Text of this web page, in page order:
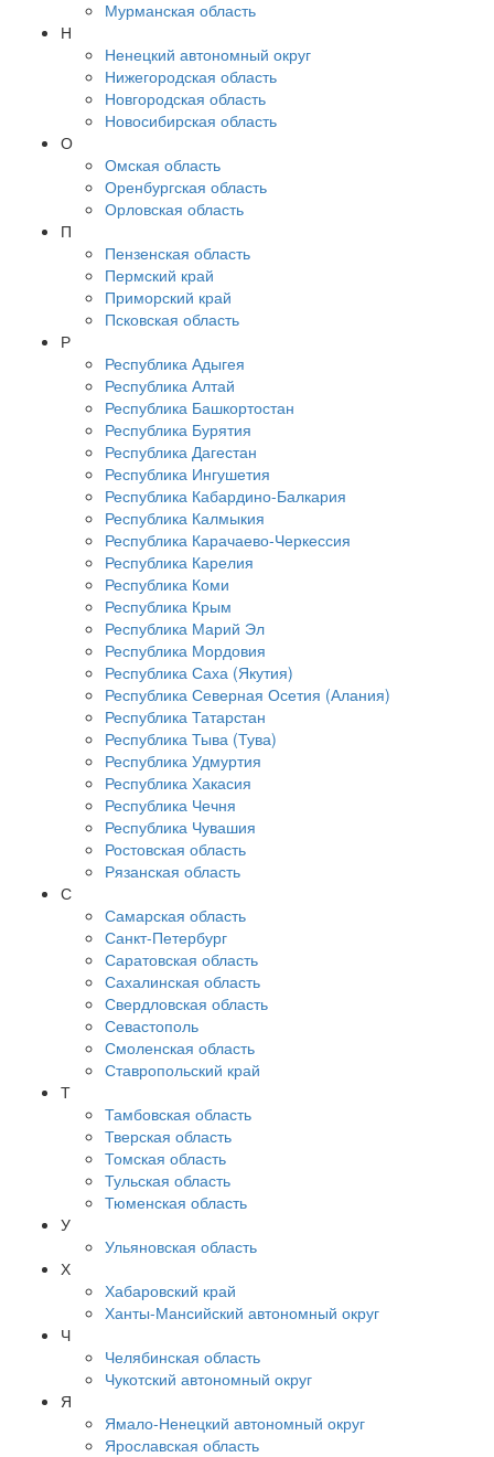
Мурманская область
Н
Ненецкий автономный округ
Нижегородская область
Новгородская область
Новосибирская область
О
Омская область
Оренбургская область
Орловская область
П
Пензенская область
Пермский край
Приморский край
Псковская область
Р
Республика Адыгея
Республика Алтай
Республика Башкортостан
Республика Бурятия
Республика Дагестан
Республика Ингушетия
Республика Кабардино-Балкария
Республика Калмыкия
Республика Карачаево-Черкессия
Республика Карелия
Республика Коми
Республика Крым
Республика Марий Эл
Республика Мордовия
Республика Саха (Якутия)
Республика Северная Осетия (Алания)
Республика Татарстан
Республика Тыва (Тува)
Республика Удмуртия
Республика Хакасия
Республика Чечня
Республика Чувашия
Ростовская область
Рязанская область
С
Самарская область
Санкт-Петербург
Саратовская область
Сахалинская область
Свердловская область
Севастополь
Смоленская область
Ставропольский край
Т
Тамбовская область
Тверская область
Томская область
Тульская область
Тюменская область
У
Ульяновская область
Х
Хабаровский край
Ханты-Мансийский автономный округ
Ч
Челябинская область
Чукотский автономный округ
Я
Ямало-Ненецкий автономный округ
Ярославская область